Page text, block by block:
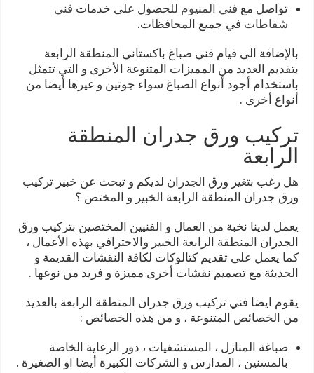
تواصل مع فني المنيوم للحصول على خدمات فني
شفاطات في جميع المحافظات.
بالإضافة الى قيام فني صباغ باكستاني المنطقة الرابعة
بتقديم العديد من المميزات المتنوعة الأخرى و التي تتمثل
باستخدام أجود أنواع الصباغ سواء جوتين و غيرها أيضا من
أنواع أخرى .
تركيب ورق جدران المنطقة
الرابعة
هل رغب بتغير ورق الجدران لديكم و تبحث عن خبير تركيب
ورق جدران المنطقة الرابعة الخبير و المختص ؟
يعمل لدينا نخبة من العمال و الفنيين المختصين بتركيب ورق
الجدران المنطقة الرابعة الخبير والاحترافي بهذه الأعمال ،
كما يعمل على تقديم كتالوكات لكافة النقشات القديمة و
الحديثة مع تصميم نقشات أخرى مميزة و فريد من نوعها .
يقوم ايضا فني تركيب ورق جدران المنطقة الرابعة بالعديد
من الخصائص المتنوعة ، و من هذه الخصائص :
صباغة المنازل ، المستشفيات ، دور الرعاية الخاصة
بالمسنين ، المدارس و الشركات الكبيرة أيضا او الصغيرة .